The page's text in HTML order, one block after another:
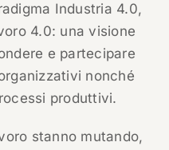
Industria 4.0,
4.0: una visione
e partecipare
nonché
produttivi.
stanno mutando,